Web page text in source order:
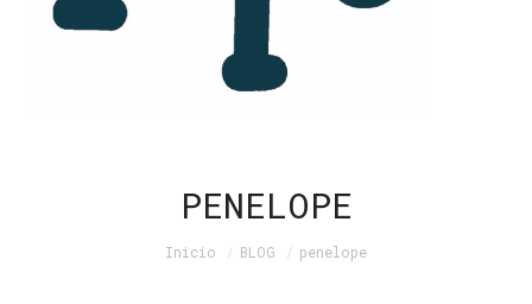
PENELOPE
Estás aquí:
Inicio BLOG penelope